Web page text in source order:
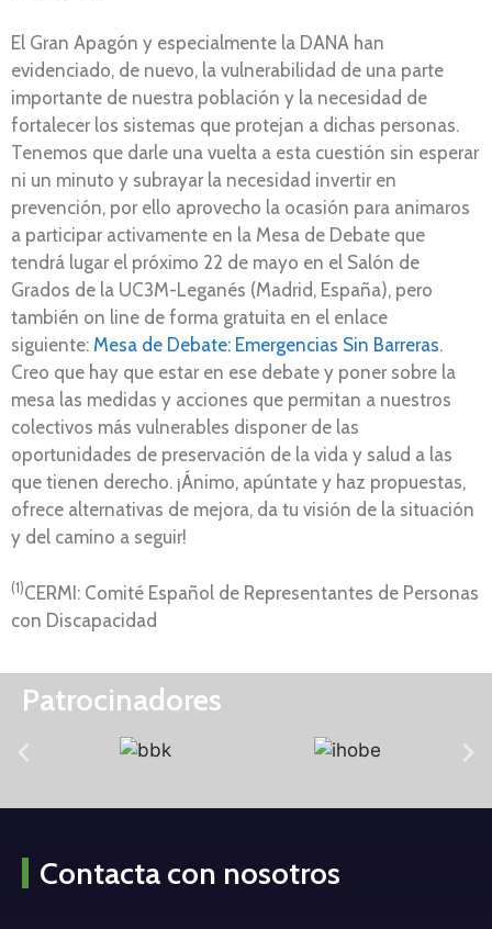
El Gran Apagón y especialmente la DANA han
evidenciado, de nuevo, la vulnerabilidad de una parte
importante de nuestra población y la necesidad de
fortalecer los sistemas que protejan a dichas personas.
Tenemos que darle una vuelta a esta cuestión sin esperar
ni un minuto y subrayar la necesidad invertir en
prevención, por ello aprovecho la ocasión para animaros
a participar activamente en la Mesa de Debate que
tendrá lugar el próximo 22 de mayo en el Salón de
Grados de la UC3M-Leganés (Madrid, España), pero
también on line de forma gratuita en el enlace
siguiente: Mesa de Debate: Emergencias Sin Barreras.
Creo que hay que estar en ese debate y poner sobre la
mesa las medidas y acciones que permitan a nuestros
colectivos más vulnerables disponer de las
oportunidades de preservación de la vida y salud a las
que tienen derecho. ¡Ánimo, apúntate y haz propuestas,
ofrece alternativas de mejora, da tu visión de la situación
y del camino a seguir!
(1)CERMI: Comité Español de Representantes de Personas
con Discapacidad
Patrocinadores
Contacta con nosotros